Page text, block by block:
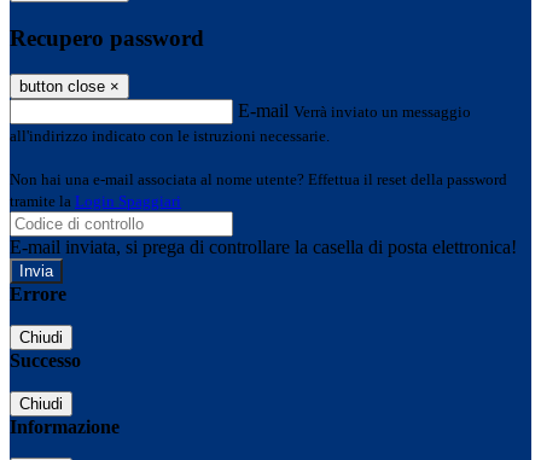
Recupero password
button close ×
E-mail Verrà inviato un messaggio
all'indirizzo indicato con le istruzioni necessarie.
Non hai una e-mail associata al nome utente? Effettua il reset della password
tramite la Login Spaggiari
E-mail inviata, si prega di controllare la casella di posta elettronica!
Errore
Chiudi
Successo
Chiudi
Informazione